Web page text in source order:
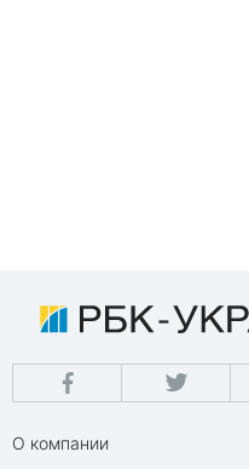
О компании